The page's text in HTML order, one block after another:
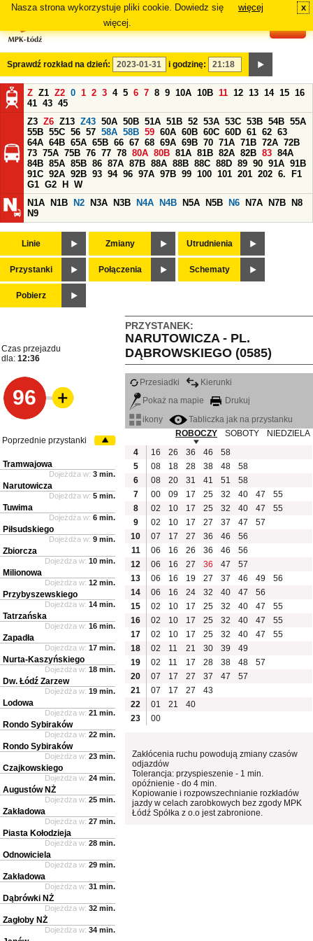
Nasza strona wykorzystuje pliki cookie. Dowiedz się
więcej.
więcej x
Sprawdź rozkład na dzień: i godzinę:
Z Z1 Z2 0 1 2 3 4 5 6 7 8 9 10A 10B 11 12 13 14 15 16
41 43 45
Z3 Z6 Z13 Z43 50A 50B 51A 51B 52 53A 53C 53B 54B 55A
55B 55C 56 57 58A 58B 59 60A 60B 60C 60D 61 62 63
64A 64B 65A 65B 66 67 68 69A 69B 70 71A 71B 72A 72B
73 75A 75B 76 77 78 80A 80B 81A 81B 82A 82B 83 84A
84B 85A 85B 86 87A 87B 88A 88B 88C 88D 89 90 91A 91B
91C 92A 92B 93 94 96 97A 97B 99 100 101 201 202 6.
F1
G1 G2 H
W
N1A
N1B N2 N3A N3B N4A N4B N5A N5B N6 N7A N7B
N8
N9
Linie Zmiany Utrudnienia
Przystanki Połączenia Schematy
Pobierz
PRZYSTANEK:
NARUTOWICZA - PL.
DĄBROWSKIEGO (0585)
Czas przejazdu
dla: 12:36
96
Przesiadki
Kierunki
Pokaż na mapie
Drukuj
ikony
Tabliczka jak na przystanku
ROBOCZY
SOBOTY
NIEDZIELA
4
16 26 36 46
58
5
08 18 28 38 48
58
6
08 20 31 41 51
58
7
00 09 17 25 32 40 47
55
8
02 10 17 25 32 40 47
55
9
02 10 17 27 37 47
57
10
07 17 27 36 46
56
11
06 16 26 36 46
56
12
06 16 27 36 47
57
13
06 16 19 27 37 46 49
56
14
06 16 24 32 40 47
56
15
02 10 17 25 32 40 47
55
16
02 10 17 25 32 40 47
55
17
02 10 17 25 32 40 47
55
18
02 11 21 30 39
49
19
02 11 17 28 38 48
57
20
07 17 27 37 47
57
21
07 17 27
43
22
01 21
40
23
00
Zakłócenia ruchu powodują zmiany czasów
odjazdów
Tolerancja: przyspieszenie - 1 min.
opóźnienie - do 4 min.
Kopiowanie i rozpowszechnianie rozkładów
jazdy w celach zarobkowych bez zgody MPK
Łódź Spółka z o.o jest zabronione.
Poprzednie przystanki
Tramwajowa
Dojeżdża w: 3 min.
Narutowicza
Dojeżdża w: 5 min.
Tuwima
Dojeżdża w: 6 min.
Piłsudskiego
Dojeżdża w: 9 min.
Zbiorcza
Dojeżdża w: 10 min.
Milionowa
Dojeżdża w: 12 min.
Przybyszewskiego
Dojeżdża w: 14 min.
Tatrzańska
Dojeżdża w: 16 min.
Zapadła
Dojeżdża w: 17 min.
Nurta-Kaszyńskiego
Dojeżdża w: 18 min.
Dw. Łódź Zarzew
Dojeżdża w: 19 min.
Lodowa
Dojeżdża w: 21 min.
Rondo Sybiraków
Dojeżdża w: 22 min.
Rondo Sybiraków
Dojeżdża w: 23 min.
Czajkowskiego
Dojeżdża w: 24 min.
Augustów NŻ
Dojeżdża w: 25 min.
Zakładowa
Dojeżdża w: 27 min.
Piasta Kołodzieja
Dojeżdża w: 28 min.
Odnowiciela
Dojeżdża w: 29 min.
Zakładowa
Dojeżdża w: 31 min.
Dąbrówki NŻ
Dojeżdża w: 32 min.
Zagłoby NŻ
Dojeżdża w: 34 min.